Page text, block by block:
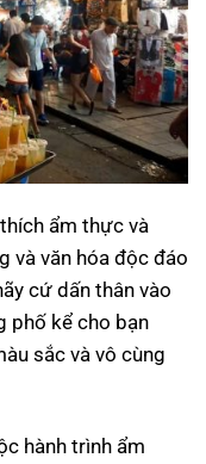
ẩm thực và
và văn hóa độc đáo
cứ dấn thân vào
phố kể cho bạn
sắc và vô cùng
hành trình ẩm